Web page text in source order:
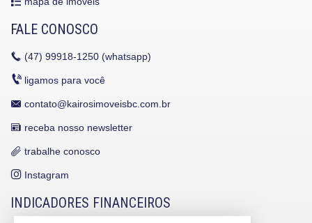
FALE CONOSCO
(47) 99918-1250 (whatsapp)
ligamos para você
contato@kairosimoveisbc.com.br
receba nosso newsletter
trabalhe conosco
Instagram
INDICADORES FINANCEIROS